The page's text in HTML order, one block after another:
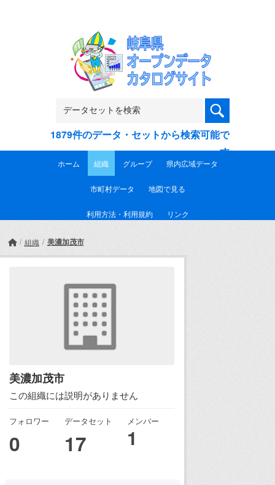
1879件のデータ・セットから検索可能で
す
ホーム 組織 グループ 県内広域データ
市町村データ 地図で見る
利用方法・利用規約 リンク
組織 美濃加茂市
美濃加茂市
この組織には説明がありません
フォロワー
0
データセット
17
メンバー
1